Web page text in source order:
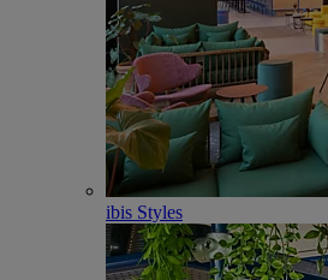
ibis Styles